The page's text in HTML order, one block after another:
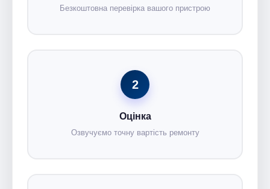
Безкоштовна перевірка вашого пристрою
2
Оцінка
Озвучуємо точну вартість ремонту